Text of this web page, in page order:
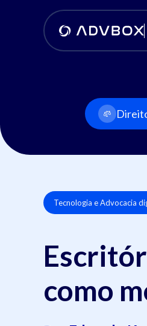
Tecnologia e Advocacia
como